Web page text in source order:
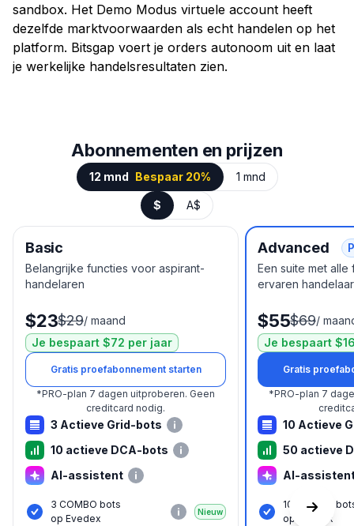
sandbox. Het Demo Modus virtuele account heeft
dezelfde marktvoorwaarden als echt handelen op het
platform. Bitsgap voert je orders autonoom uit en laat
je werkelijke handelsresultaten zien.
Abonnementen en prijzen
12 mnd Bespaar 20% 1 mnd
$ A$
Basic
Belangrijke functies voor aspirant-
handelaren
$23$29/ maand
Je bespaart $72 per jaar
Gratis proefabonnement starten
*PRO-plan 7 dagen uitproberen. Geen
creditcard nodig.
3 Actieve Grid-bots
10 actieve DCA-bots
AI-assistent
3 COMBO bots
op Evedex
Nieuw
Advanced
Een suite met
ervaren
$55$69/
Je bespaart
Gratis
*PRO-plan 7
10 Actieve
50 actieve
AI-
10 COMBO
op Evedex